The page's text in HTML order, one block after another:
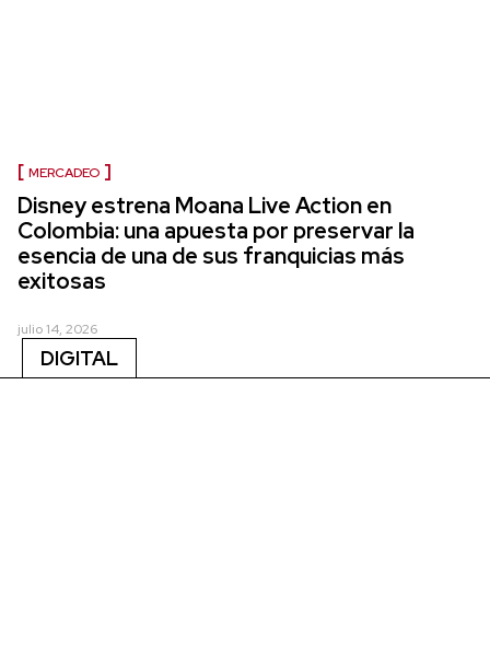
MERCADEO
Disney estrena Moana Live Action en
Colombia: una apuesta por preservar la
esencia de una de sus franquicias más
exitosas
julio 14, 2026
DIGITAL